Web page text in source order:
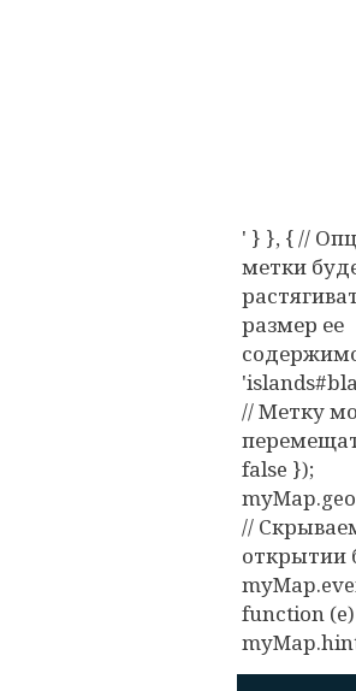
' } }, { //
метки
размер ее
// Метку
false });
//
открытии
function